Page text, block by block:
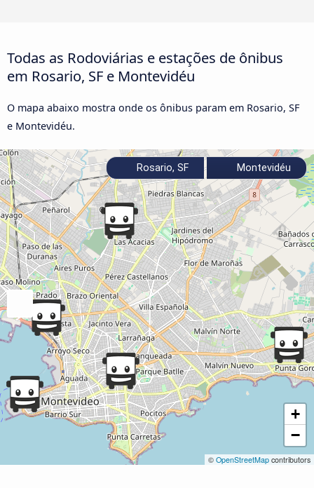
Todas as Rodoviárias e estações de ônibus
em Rosario, SF e Montevidéu
O mapa abaixo mostra onde os ônibus param em Rosario, SF
e Montevidéu.
+
−
© OpenStreetMap contributors
Rosario, SF Montevidéu